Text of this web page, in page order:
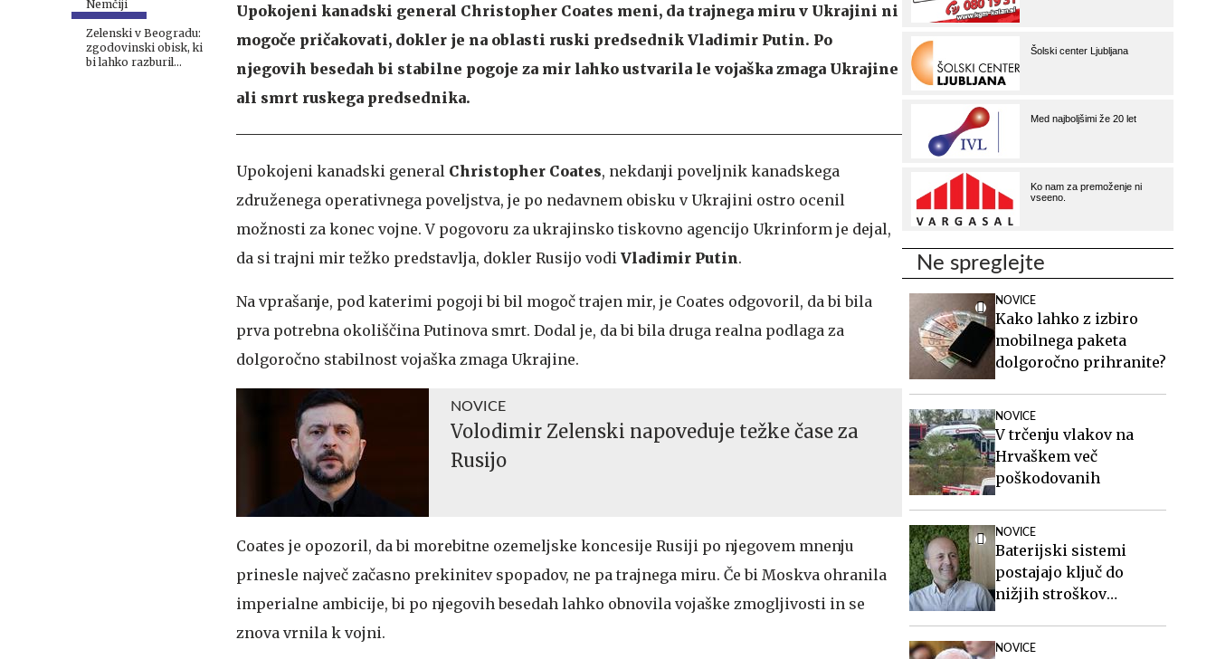
Nemčiji
Zelenski v Beogradu:
zgodovinski obisk, ki
bi lahko razburil
Upokojeni kanadski general Christopher Coates meni, da trajnega miru v Ukrajini ni
mogoče pričakovati, dokler je na oblasti ruski predsednik Vladimir Putin. Po
njegovih besedah bi stabilne pogoje za mir lahko ustvarila le vojaška zmaga Ukrajine
ali smrt ruskega predsednika.
Upokojeni kanadski general Christopher Coates, nekdanji poveljnik kanadskega
združenega operativnega poveljstva, je po nedavnem obisku v Ukrajini ostro ocenil
možnosti za konec vojne. V pogovoru za ukrajinsko tiskovno agencijo Ukrinform je dejal,
da si trajni mir težko predstavlja, dokler Rusijo vodi Vladimir Putin.
Na vprašanje, pod katerimi pogoji bi bil mogoč trajen mir, je Coates odgovoril, da bi bila
prva potrebna okoliščina Putinova smrt. Dodal je, da bi bila druga realna podlaga za
dolgoročno stabilnost vojaška zmaga Ukrajine.
NOVICE
Volodimir Zelenski napoveduje težke čase za
Rusijo
Coates je opozoril, da bi morebitne ozemeljske koncesije Rusiji po njegovem mnenju
prinesle največ začasno prekinitev spopadov, ne pa trajnega miru. Če bi Moskva ohranila
imperialne ambicije, bi po njegovih besedah lahko obnovila vojaške zmogljivosti in se
znova vrnila k vojni.
Ne spreglejte
NOVICE
Kako lahko z izbiro
mobilnega paketa
dolgoročno prihranite?
NOVICE
V trčenju vlakov na
Hrvaškem več
poškodovanih
NOVICE
Baterijski sistemi
postajajo ključ do
nižjih stroškov
NOVICE